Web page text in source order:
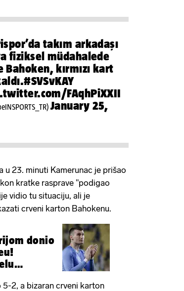
takım arkadaşı
fiziksel müdahalede
kırmızı kart
#SVSvKAY
FAqhPiXXII
January 25,
u 23. minuti Kamerunac je prišao
kratke rasprave "podigao
vidio tu situaciju, ali je
crveni karton Bahokenu.
donio
2, a bizaran crveni karton